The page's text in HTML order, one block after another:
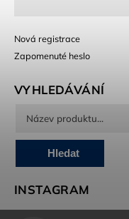
Nová registrace
Zapomenuté heslo
VYHLEDÁVÁNÍ
Hledat
INSTAGRAM